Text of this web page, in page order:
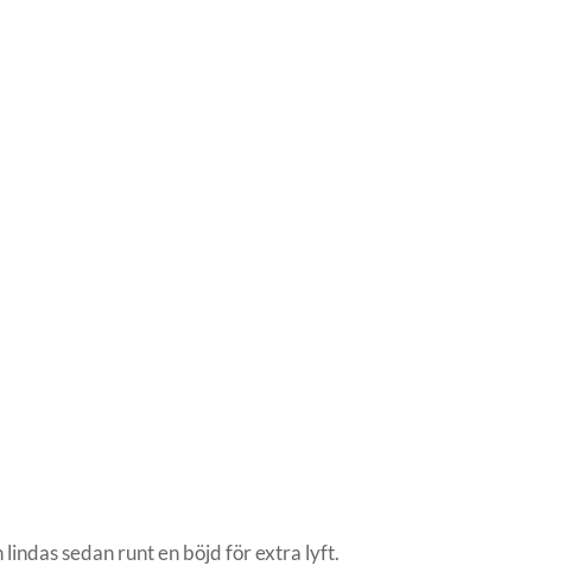
sedan runt en böjd för extra lyft.